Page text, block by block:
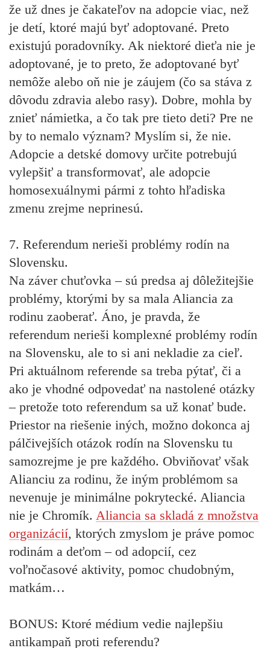
že už dnes je čakateľov na adopcie viac, než
je detí, ktoré majú byť adoptované. Preto
existujú poradovníky. Ak niektoré dieťa nie je
adoptované, je to preto, že adoptované byť
nemôže alebo oň nie je záujem (čo sa stáva z
dôvodu zdravia alebo rasy). Dobre, mohla by
znieť námietka, a čo tak pre tieto deti? Pre ne
by to nemalo význam? Myslím si, že nie.
Adopcie a detské domovy určite potrebujú
vylepšiť a transformovať, ale adopcie
homosexuálnymi pármi z tohto hľadiska
zmenu zrejme neprinesú.
7. Referendum nerieši problémy rodín na
Slovensku.
Na záver chuťovka – sú predsa aj dôležitejšie
problémy, ktorými by sa mala Aliancia za
rodinu zaoberať. Áno, je pravda, že
referendum nerieši komplexné problémy rodín
na Slovensku, ale to si ani nekladie za cieľ.
Pri aktuálnom referende sa treba pýtať, či a
ako je vhodné odpovedať na nastolené otázky
– pretože toto referendum sa už konať bude.
Priestor na riešenie iných, možno dokonca aj
pálčivejších otázok rodín na Slovensku tu
samozrejme je pre každého. Obviňovať však
Alianciu za rodinu, že iným problémom sa
nevenuje je minimálne pokrytecké. Aliancia
nie je Chromík. Aliancia sa skladá z množstva
organizácií, ktorých zmyslom je práve pomoc
rodinám a deťom – od adopcií, cez
voľnočasové aktivity, pomoc chudobným,
matkám…
BONUS: Ktoré médium vedie najlepšiu
antikampaň proti referendu?